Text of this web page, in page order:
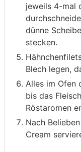
jeweils 4-mal
dünne
stecken.
Blech legen,
Alles im Ofen
bis das
Röstaromen
Nach
Cream